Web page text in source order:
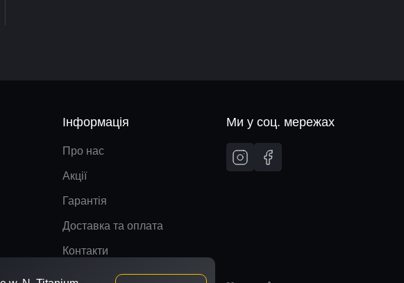
Інформація
Про нас
Акції
Гарантія
Доставка та оплата
Контакти
Ми у соц. мережах